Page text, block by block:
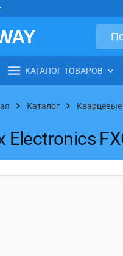
КАТАЛОГ ТОВАРОВ
Каталог Кварцевые
Electronics